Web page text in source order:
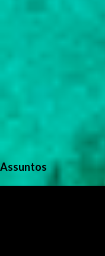
Assuntos